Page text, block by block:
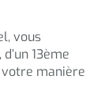
vous
13ème
manière